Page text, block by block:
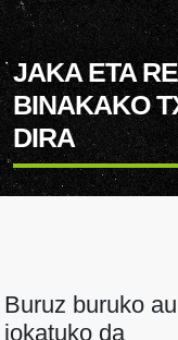
JAKA ETA
BINAKAKO
DIRA
Buruz buruko
jokatuko da